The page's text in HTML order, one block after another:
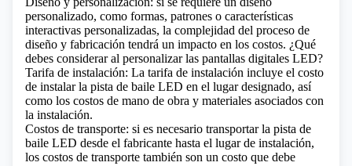
personalizado, como formas, patrones o características
interactivas personalizadas, la complejidad del proceso de
diseño y fabricación tendrá un impacto en los costos. ¿Qué
debes considerar al personalizar las pantallas digitales LED?
Tarifa de instalación: La tarifa de instalación incluye el costo
de instalar la pista de baile LED en el lugar designado, así
como los costos de mano de obra y materiales asociados con
la instalación.
Costos de transporte: si es necesario transportar la pista de
baile LED desde el fabricante hasta el lugar de instalación,
los costos de transporte también son un costo que debe